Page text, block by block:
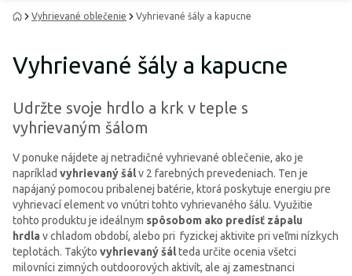
Vyhrievané oblečenie Vyhrievané šály a kapucne
Vyhrievané šály a kapucne
Udržte svoje hrdlo a krk v teple s
vyhrievaným šálom
V ponuke nájdete aj netradičné vyhrievané oblečenie, ako je
napríklad vyhrievaný šálv 2 farebných prevedeniach. Ten je
napájaný pomocou pribalenej batérie, ktorá poskytuje energiu pre
vyhrievací element vo vnútri tohto vyhrievaného šálu. Využitie
tohto produktu je ideálnym spôsobom ako predísť zápalu
hrdla v chladom období, alebo pri fyzickej aktivite pri veľmi nízkych
teplotách. Takýto vyhrievaný šálteda určite ocenia všetci
milovníci zimných outdoorových aktivít, ale aj zamestnanci